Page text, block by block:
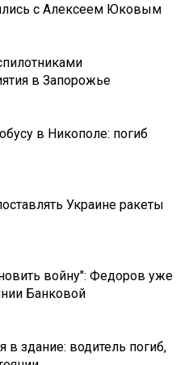
с Алексеем Юковым
в Запорожье
в Никополе: погиб
Украине ракеты
войну": Федоров уже
Банковой
в здание: водитель погиб,